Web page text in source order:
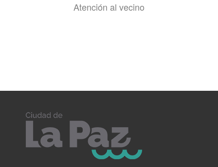
Atención al vecino